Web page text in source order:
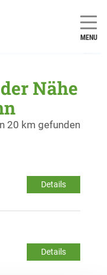
MENU
Nähe
20 km gefunden
Details
Details